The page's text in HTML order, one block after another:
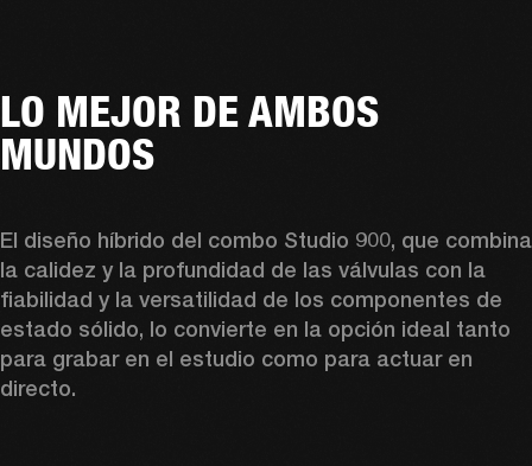
LO MEJOR DE AMBOS
MUNDOS
El diseño híbrido del combo Studio 900, que combina
la calidez y la profundidad de las válvulas con la
fiabilidad y la versatilidad de los componentes de
estado sólido, lo convierte en la opción ideal tanto
para grabar en el estudio como para actuar en
directo.